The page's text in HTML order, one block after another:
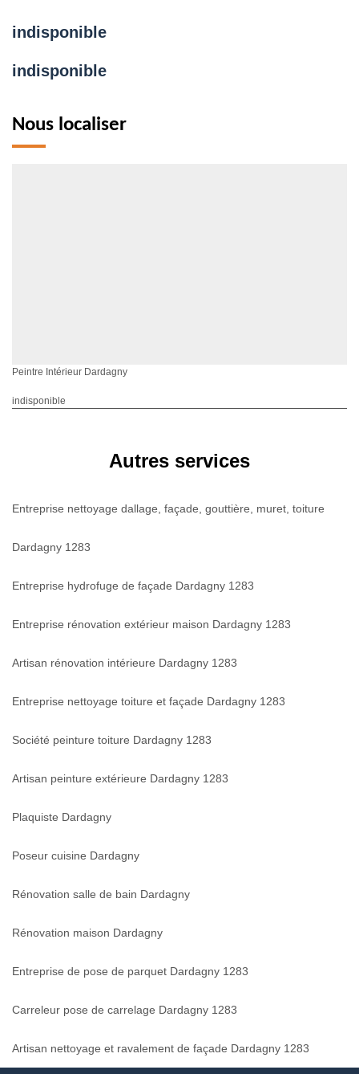
indisponible
indisponible
Nous localiser
Peintre Intérieur Dardagny
indisponible
Autres services
Entreprise nettoyage dallage, façade, gouttière, muret, toiture
Dardagny 1283
Entreprise hydrofuge de façade Dardagny 1283
Entreprise rénovation extérieur maison Dardagny 1283
Artisan rénovation intérieure Dardagny 1283
Entreprise nettoyage toiture et façade Dardagny 1283
Société peinture toiture Dardagny 1283
Artisan peinture extérieure Dardagny 1283
Plaquiste Dardagny
Poseur cuisine Dardagny
Rénovation salle de bain Dardagny
Rénovation maison Dardagny
Entreprise de pose de parquet Dardagny 1283
Carreleur pose de carrelage Dardagny 1283
Artisan nettoyage et ravalement de façade Dardagny 1283